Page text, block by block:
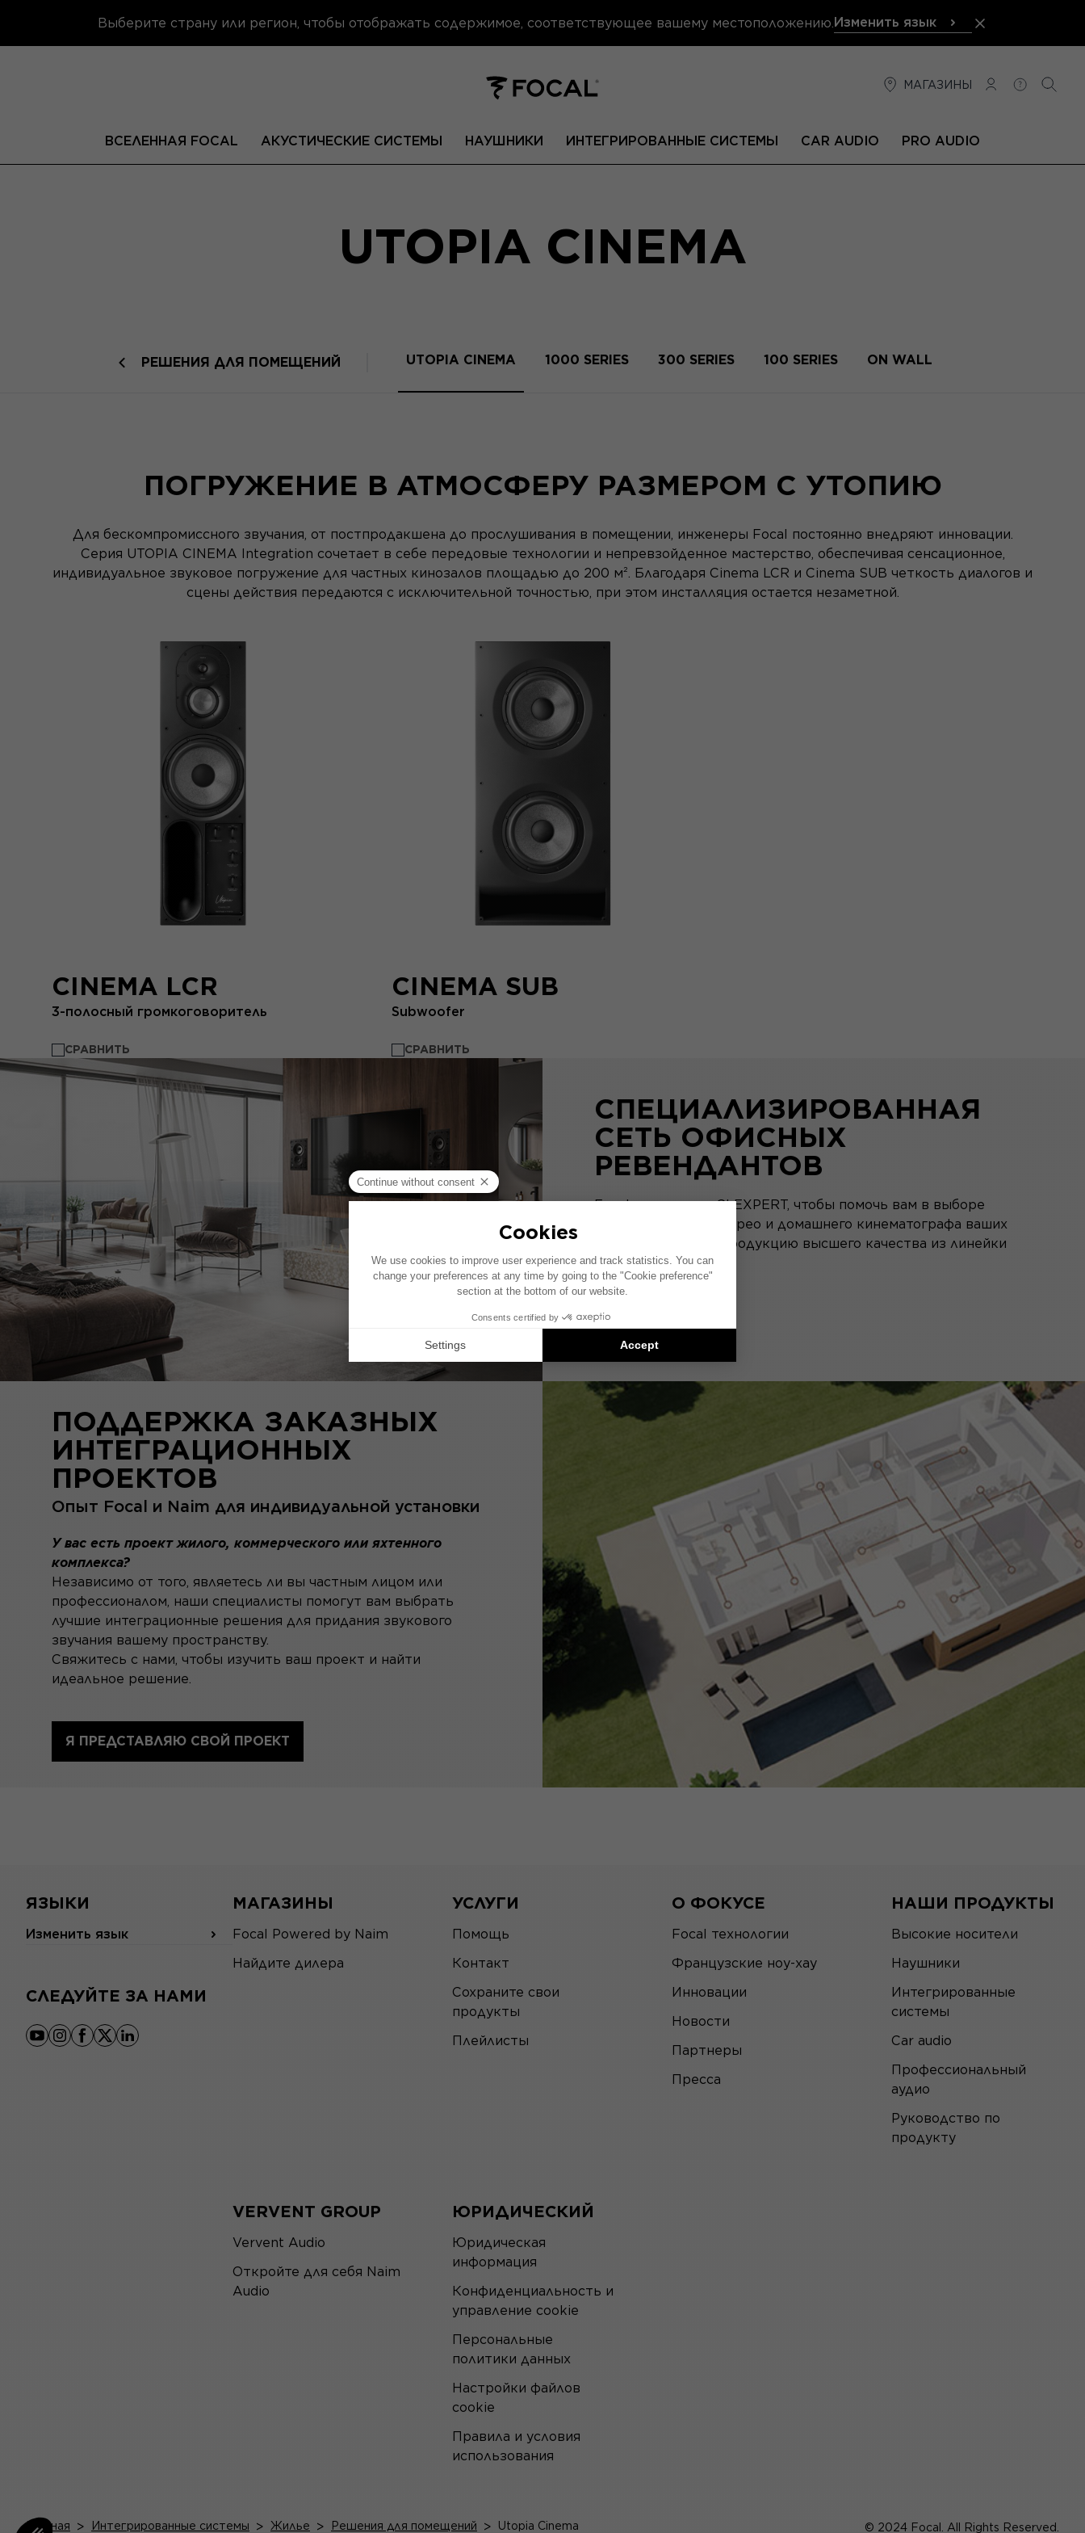
Выберите страну или регион, чтобы отображать содержимое, соответствующее вашему местоположению. Изменить язык
МАГАЗИНЫ
СОЕДИНЕНИЕ
ПОМОЩЬ
ВСЕЛЕННАЯ FOCAL АКУСТИЧЕСКИЕ СИСТЕМЫ НАУШНИКИ ИНТЕГРИРОВАННЫЕ СИСТЕМЫ CAR AUDIO PRO AUDIO
UTOPIA CINEMA
РЕШЕНИЯ ДЛЯ ПОМЕЩЕНИЙ UTOPIA CINEMA 1000 SERIES 300 SERIES 100 SERIES ON WALL
ПОГРУЖЕНИЕ В АТМОСФЕРУ РАЗМЕРОМ С УТОПИЮ
Для бескомпромиссного звучания, от постпродакшена до прослушивания в помещении, инженеры Focal постоянно внедряют инновации.
Серия UTOPIA CINEMA Integration сочетает в себе передовые технологии и непревзойденное мастерство, обеспечивая сенсационное,
индивидуальное звуковое погружение для частных кинозалов площадью до 200 м². Благодаря Cinema LCR и Cinema SUB четкость диалогов и
сцены действия передаются с исключительной точностью, при этом инсталляция остается незаметной.
CINEMA LCR
3-полосный громкоговоритель
СРАВНИТЬ
CINEMA SUB
Subwoofer
СРАВНИТЬ
СПЕЦИАЛИЗИРОВАННАЯ
СЕТЬ ОФИСНЫХ
РЕВЕНДАНТОВ
Focal использует CI EXPERT, чтобы помочь вам в выборе
инсталляции для стерео и домашнего кинематографа ваших
желаний, включая продукцию высшего качества из линейки
1000 Series.
ПОСЕТИТЕ
ПОДДЕРЖКА ЗАКАЗНЫХ
ИНТЕГРАЦИОННЫХ
ПРОЕКТОВ
Опыт Focal и Naim для индивидуальной установки
У вас есть проект жилого, коммерческого или яхтенного
комплекса?
Независимо от того, являетесь ли вы частным лицом или
профессионалом, наши специалисты помогут вам выбрать
лучшие интеграционные решения для придания звукового
звучания вашему пространству.
Свяжитесь с нами, чтобы изучить ваш проект и найти
идеальное решение.
Я ПРЕДСТАВЛЯЮ СВОЙ ПРОЕКТ
ЯЗЫКИ
Изменить язык
СЛЕДУЙТЕ ЗА НАМИ
youtube
instagram
facebook
x linkedin
МАГАЗИНЫ
Focal Powered by Naim
Найдите дилера
УСЛУГИ
Помощь
Контакт
Сохраните свои
продукты
Плейлисты
О ФОКУСЕ
Focal технологии
Французские ноу-хау
Инновации
Новости
Партнеры
Пресса
НАШИ ПРОДУКТЫ
Высокие носители
Наушники
Интегрированные
системы
Car audio
Профессиональный
аудио
Руководство по
продукту
VERVENT GROUP
Vervent Audio
Откройте для себя Naim
Audio
ЮРИДИЧЕСКИЙ
Юридическая
информация
Конфиденциальность и
управление cookie
Персональные
политики данных
Настройки файлов
cookie
Правила и условия
использования
Главная > Интегрированные системы > Жилье > Решения для помещений > Utopia Cinema © 2024 Focal. All Rights Reserved.